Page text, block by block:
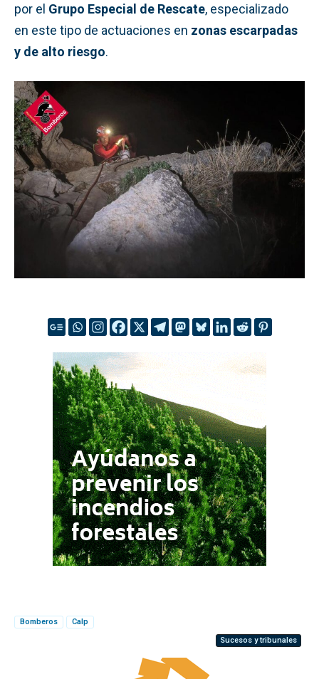
por el Grupo Especial de Rescate, especializado
en este tipo de actuaciones en zonas escarpadas
y de alto riesgo.
Bomberos
Calp
Sucesos y tribunales